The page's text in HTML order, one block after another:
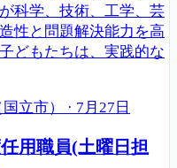
科学、技術、工学、芸
性と問題解決能力を高
どもたちは、実践的な
立市） · 7月27日
用職員(土曜日担